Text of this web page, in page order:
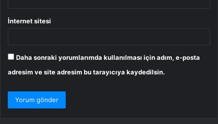
İnternet sitesi
Daha sonraki yorumlarımda kullanılması için adım, e-posta
adresim ve site adresim bu tarayıcıya kaydedilsin.